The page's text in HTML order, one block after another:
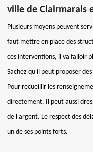
ville de Clairmarais
Plusieurs moyens peuvent
faut mettre en place des
ces interventions, il va falloir
Sachez qu'il peut proposer
Pour recueillir les
directement. Il peut aussi
de l'argent. Le respect des
un de ses points forts.